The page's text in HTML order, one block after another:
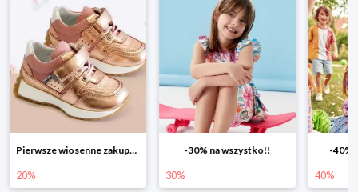
Pierwsze wiosenne zakupy -20%
20%
-30% na wszystko!!
30%
-40%
40%